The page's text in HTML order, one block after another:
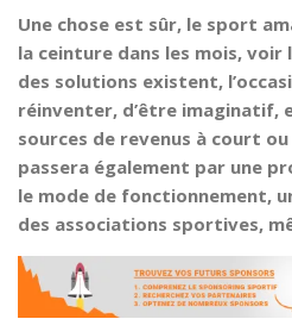
Une chose est sûr, le sport
la ceinture dans les mois, voir
des solutions existent,
réinventer, d’être imaginatif,
sources de revenus à court
passera également par une
le mode de fonctionnement,
des associations sportives,